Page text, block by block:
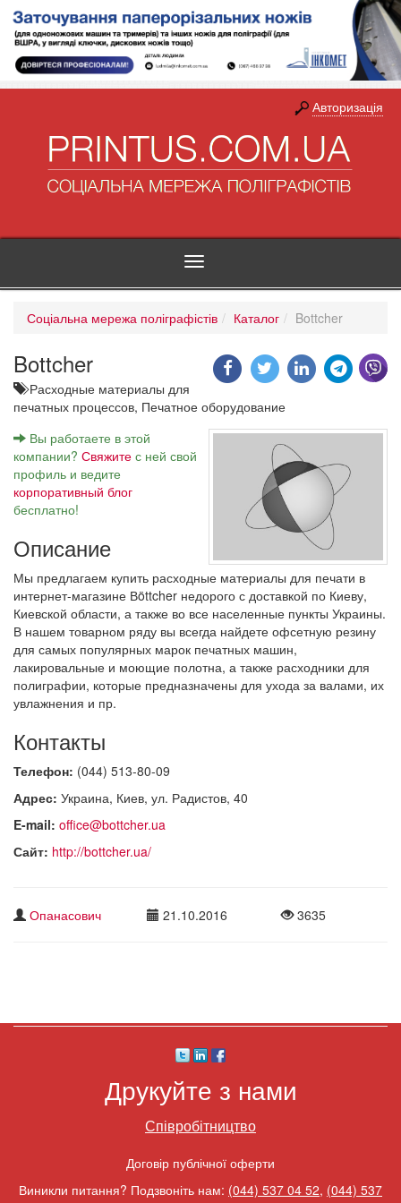
Авторизація
Toggle
Соціальна мережа поліграфістів Каталог Bottcher
Bottcher
Расходные материалы для
печатных процессов, Печатное оборудование
Вы работаете в этой
компании? Свяжите с ней свой
профиль и ведите
корпоративный блог
бесплатно!
Описание
Мы предлагаем купить расходные материалы для печати в
интернет-магазине Вöttcher недорого с доставкой по Киеву,
Киевской области, а также во все населенные пункты Украины.
В нашем товарном ряду вы всегда найдете офсетную резину
для самых популярных марок печатных машин,
лакировальные и моющие полотна, а также расходники для
полиграфии, которые предназначены для ухода за валами, их
увлажнения и пр.
Контакты
Телефон: (044) 513-80-09
Адрес: Украина, Киев, ул. Радистов, 40
E-mail: office@bottcher.ua
Сайт: http://bottcher.ua/
Опанасович 21.10.2016 3635
Друкуйте з нами
Співробітництво
Договір публічної оферти
Виникли питання? Подзвоніть нам: (044) 537 04 52, (044) 537